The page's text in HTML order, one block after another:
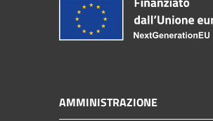
AMMINISTRAZIONE